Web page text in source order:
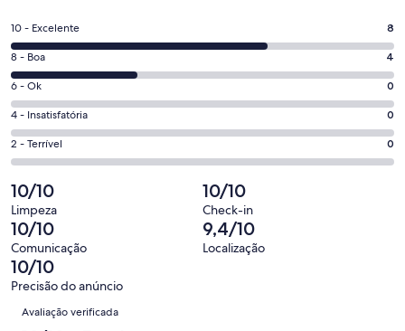
uma
nova
janela
Nota
10
-
Excelente.
8
de
12
avaliações
10 - Excelente 8
Nota
8
-
Boa.
4
de
avaliações
8 - Boa 4
Nota
6
-
Ok.
0
de
12
avaliações
6 - Ok 0
Nota
4
-
0
de
12
avaliações
4 - Insatisfatória 0
Nota
2
-
Terrível.
0
de
12
avaliações
2 - Terrível 0
10/10
Limpeza
10/10
Check-in
10/10
Comunicação
9,4/10
Localização
10/10
Precisão do anúncio
Avaliações
Avaliação verificada